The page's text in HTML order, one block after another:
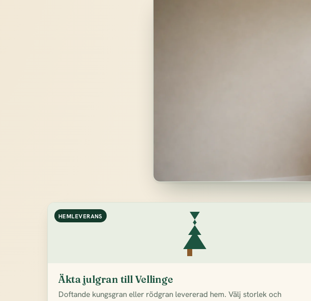
HEMLEVERANS
Äkta julgran till Vellinge
Doftande kungsgran eller rödgran levererad hem. Välj storlek och